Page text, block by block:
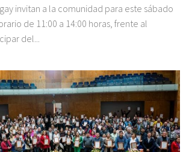
invitan a la comunidad para este sábado
de 11:00 a 14:00 horas, frente al
del...